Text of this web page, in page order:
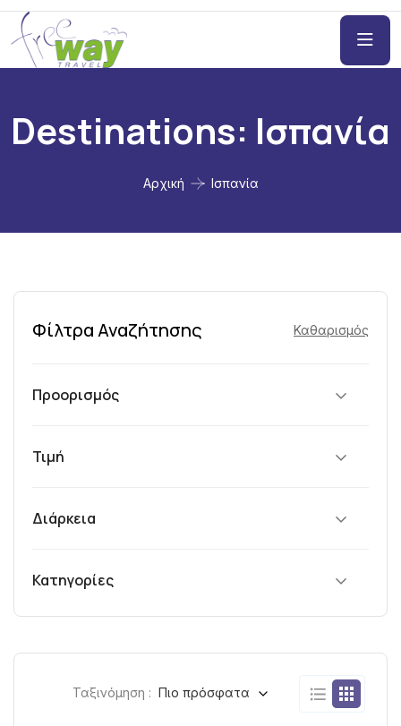
Destinations: Ισπανία
Αρχική Ισπανία
Φίλτρα Αναζήτησης Καθαρισμός
Προορισμός
Τιμή
Διάρκεια
Κατηγορίες
Ταξινόμηση : Πιο πρόσφατα